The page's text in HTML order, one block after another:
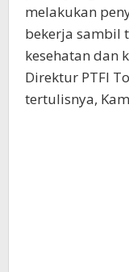
melakukan
bekerja sambil
kesehatan dan
Direktur PTFI
tertulisnya,